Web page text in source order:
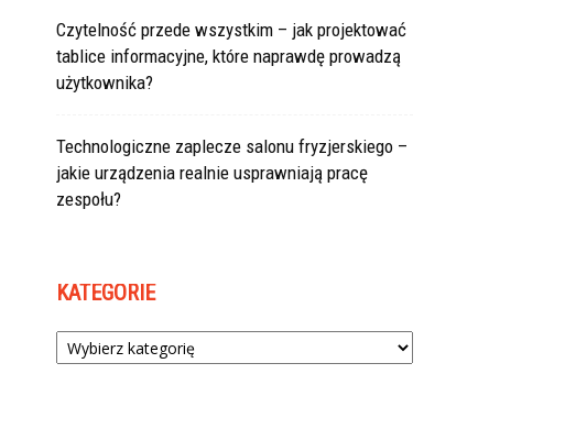
Czytelność przede wszystkim – jak projektować
tablice informacyjne, które naprawdę prowadzą
użytkownika?
Technologiczne zaplecze salonu fryzjerskiego –
jakie urządzenia realnie usprawniają pracę
zespołu?
KATEGORIE
Kategorie